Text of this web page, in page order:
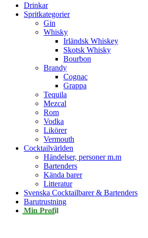
Drinkar
Spritkategorier
Gin
Whisky
Irländsk Whiskey
Skotsk Whisky
Bourbon
Brandy
Cognac
Grappa
Tequila
Mezcal
Rom
Vodka
Likörer
Vermouth
Cocktailvärlden
Händelser, personer m.m
Bartenders
Kända barer
Litteratur
Svenska Cocktailbarer & Bartenders
Barutrustning
Min Profil